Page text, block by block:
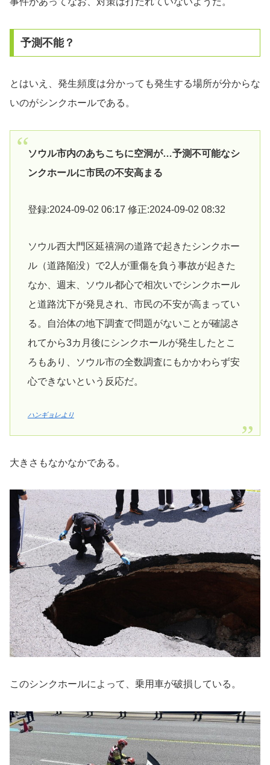
予測不能？
とはいえ、発生頻度は分かっても発生する場所が分からな
いのがシンクホールである。
ソウル市内のあちこちに空洞が…予測不可能なシ
ンクホールに市民の不安高まる
登録:2024-09-02 06:17 修正:2024-09-02 08:32
ソウル西大門区延禧洞の道路で起きたシンクホー
ル（道路陥没）で2人が重傷を負う事故が起きた
なか、週末、ソウル都心で相次いでシンクホール
と道路沈下が発見され、市民の不安が高まってい
る。自治体の地下調査で問題がないことが確認さ
れてから3カ月後にシンクホールが発生したとこ
ろもあり、ソウル市の全数調査にもかかわらず安
心できないという反応だ。
ハンギョレより
大きさもなかなかである。
このシンクホールによって、乗用車が破損している。